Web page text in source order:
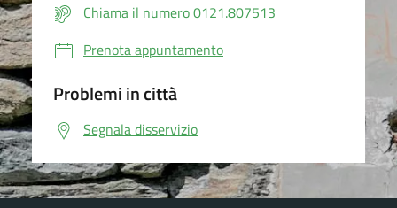
Chiama il numero 0121.807513
Prenota appuntamento
Problemi in città
Segnala disservizio